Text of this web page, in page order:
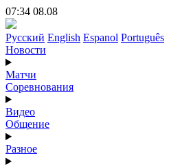
07:34 08.08
Русский English Espanol Português
Новости
Матчи
Соревнования
Видео
Общение
Разное